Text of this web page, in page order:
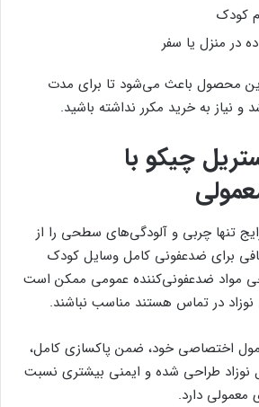
کودک
در منزل یا سفر
۱ لیتری این محصول باعث می‌شود تا برای مدت
و نیاز به خرید مکرر نداشته باشید.
چیکو با
تنها چربی و آلودگی‌های سطحی را از
برای ضدعفونی کامل وسایل کودک
مواد ضدعفونی‌کننده عمومی ممکن است
نوزاد در تماس هستند مناسب نباشند.
اختصاصی خود، ضمن پاکسازی کامل،
نوزاد طراحی شده و ایمنی بیشتری نسبت
معمولی دارد.